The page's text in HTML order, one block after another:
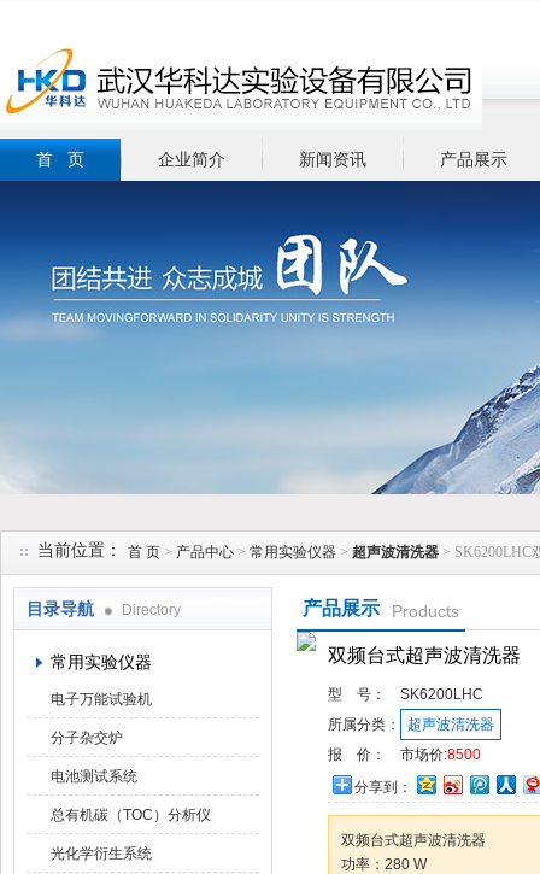
首 页 企业简介 新闻资讯 产品展示
当前位置： 首 页 > 产品中心 > 常用实验仪器 > 超声波清洗器 > SK6200LHC
目录导航 Directory
常用实验仪器
电子万能试验机
分子杂交炉
电池测试系统
总有机碳（TOC）分析仪
光化学衍生系统
产品展示 Products
双频台式超声波清洗器
型 号：
SK6200LHC
所属分类：
超声波清洗器
报 价：
市场价:8500
分享到：
双频台式超声波清洗器
功率：280 W